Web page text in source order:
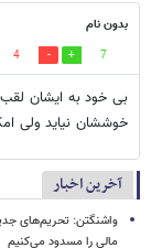
بدون نام
7
4
بی خود به ایشان لقب
خوششان نیاید ولی
آخرین اخبار
واشنگتن: تحریم‌های
مالی را مسدود می‌کنیم